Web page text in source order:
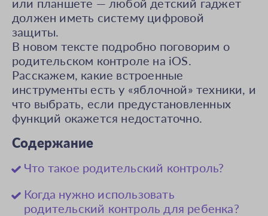
или планшете — любой детский гаджет
должен иметь систему цифровой
защиты.
В новом тексте подробно поговорим о
родительском контроле на iOS.
Расскажем, какие встроенные
инструменты есть у «яблочной» техники, и
что выбрать, если предустановленных
функций окажется недостаточно.
Содержание
Что такое родительский контроль?
Когда нужно использовать
родительский контроль для ребенка?